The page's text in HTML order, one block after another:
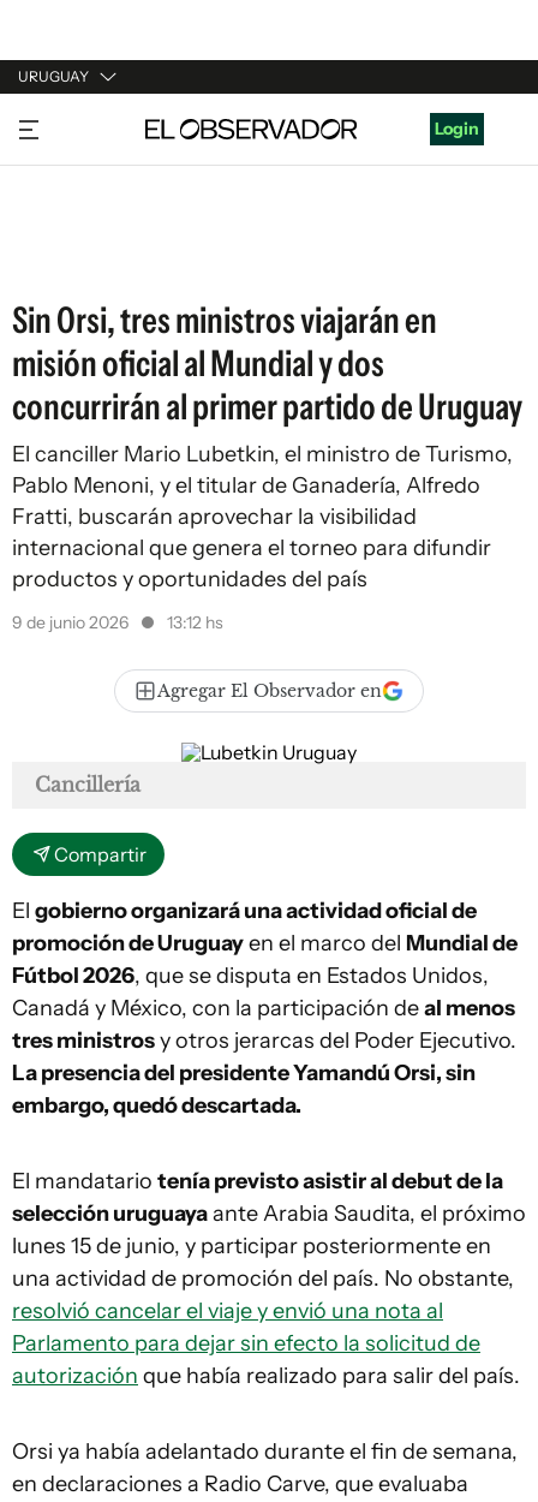
URUGUAY
URUGUAY
ARGENTINA
Login
Sin Orsi, tres ministros viajarán en
misión oficial al Mundial y dos
concurrirán al primer partido de Uruguay
El canciller Mario Lubetkin, el ministro de Turismo,
Pablo Menoni, y el titular de Ganadería, Alfredo
Fratti, buscarán aprovechar la visibilidad
internacional que genera el torneo para difundir
productos y oportunidades del país
9 de junio 2026 13:12 hs
Agregar El Observador en
Cancillería
Compartir
El gobierno organizará una actividad oficial de
promoción de Uruguayen el marco del Mundial de
Fútbol 2026, que se disputa en Estados Unidos,
Canadá y México, con la participación deal menos
tres ministrosy otros jerarcas del Poder Ejecutivo.
La presencia del presidente Yamandú Orsi, sin
embargo, quedó descartada.
El mandatario tenía previsto asistir al debut de la
selección uruguayaante Arabia Saudita, el próximo
lunes 15 de junio, y participar posteriormente en
una actividad de promoción del país. No obstante,
resolvió cancelar el viaje y envió una nota al
Parlamento para dejar sin efecto la solicitud de
autorización que había realizado para salir del país.
Orsi ya había adelantado durante el fin de semana,
en declaraciones a Radio Carve, que evaluaba